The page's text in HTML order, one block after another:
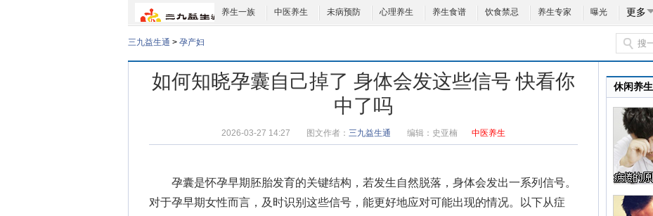
养生一族 中医养生 未病预防 心理养生 养生食谱 饮食禁忌 养生专家 曝光 更多
三九益生通 > 孕产妇
如何知晓孕囊自己掉了 身体会发这些信号 快看你
中了吗
2026-03-27 14:27 图文作者： 三九益生通 编辑： 史亚楠 中医养生
孕囊是怀孕早期胚胎发育的关键结构，若发生自然脱落，身体会发出一系列信号。
对于孕早期女性而言，及时识别这些信号，能更好地应对可能出现的情况。以下从症
休闲养生